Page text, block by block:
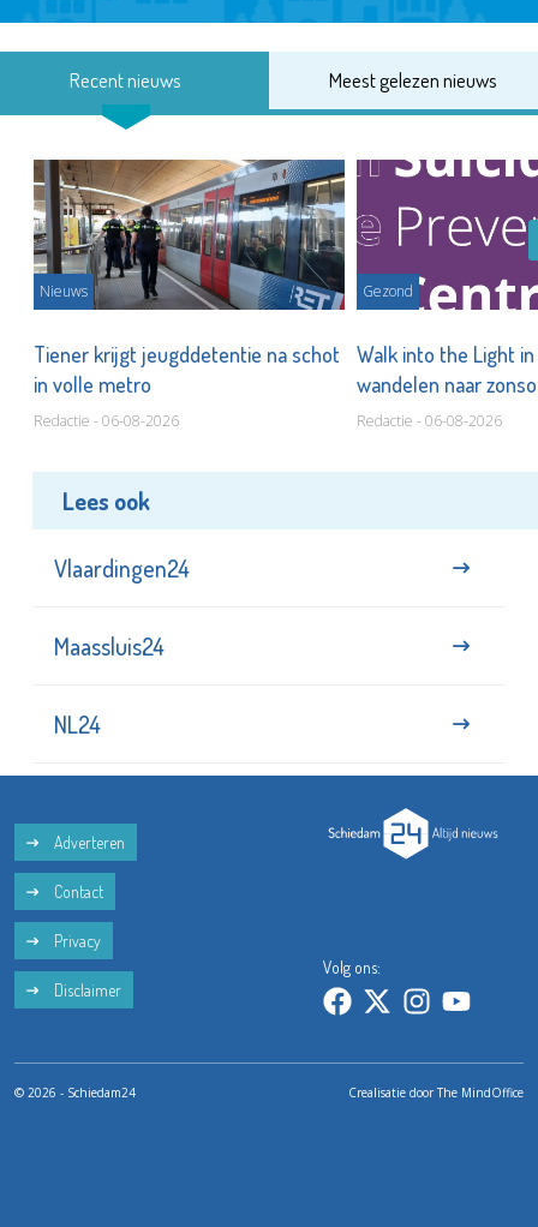
Recent nieuws Meest gelezen nieuws
Nieuws
Tiener krijgt jeugddetentie na schot
in volle metro
Redactie - 06-08-2026
Gezond
Walk into the Light in
wandelen naar
te staan bij suïcide
Redactie - 06-08-2026
Lees ook
Vlaardingen24
Maassluis24
NL24
Adverteren
Contact
Privacy
Disclaimer
Volg ons:
© 2026 - Schiedam24 Crealisatie doorThe MindOffice